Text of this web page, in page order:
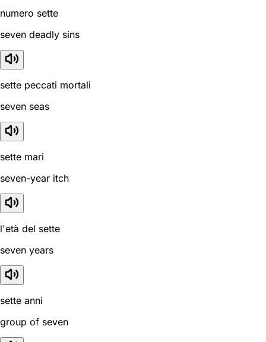
numero sette
seven deadly sins
sette peccati mortali
seven seas
sette mari
seven-year itch
l'età del sette
seven years
sette anni
group of seven